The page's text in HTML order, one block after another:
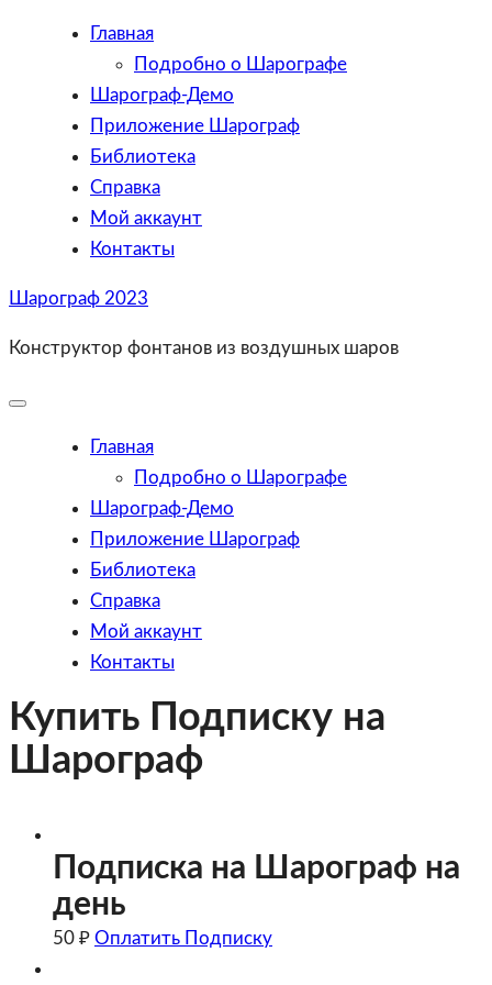
Главная
Подробно о Шарографе
Шарограф-Демо
Приложение Шарограф
Библиотека
Справка
Мой аккаунт
Контакты
Skip
content
Шарограф 2023
Конструктор фонтанов из воздушных шаров
Toggle
Главная
Подробно о Шарографе
Шарограф-Демо
Приложение Шарограф
Библиотека
Справка
Мой аккаунт
Контакты
Купить Подписку на
Шарограф
Подписка на Шарограф на
день
50 ₽ Оплатить Подписку